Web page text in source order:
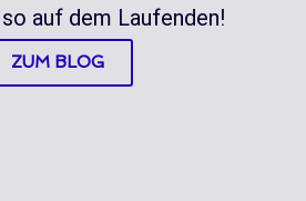
auf dem Laufenden!
ZUM BLOG